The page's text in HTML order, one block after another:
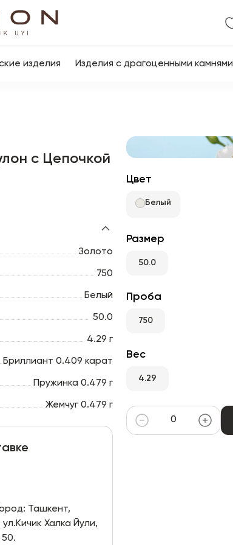
изделия Изделия с драгоценными камнями
с Цепочкой
Золото
750
Белый
50.0
4.29 г
Бриллиант 0.409 карат
Пружинка 0.479 г
Жемчуг 0.479 г
Ташкент,
Халка Йули,
Цвет
Белый
Размер
50.0
Проба
750
Вес
4.29